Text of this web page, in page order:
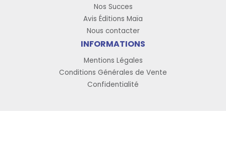
Nos Succes
Avis Éditions Maïa
Nous contacter
INFORMATIONS
Mentions Légales
Conditions Générales de Vente
Confidentialité